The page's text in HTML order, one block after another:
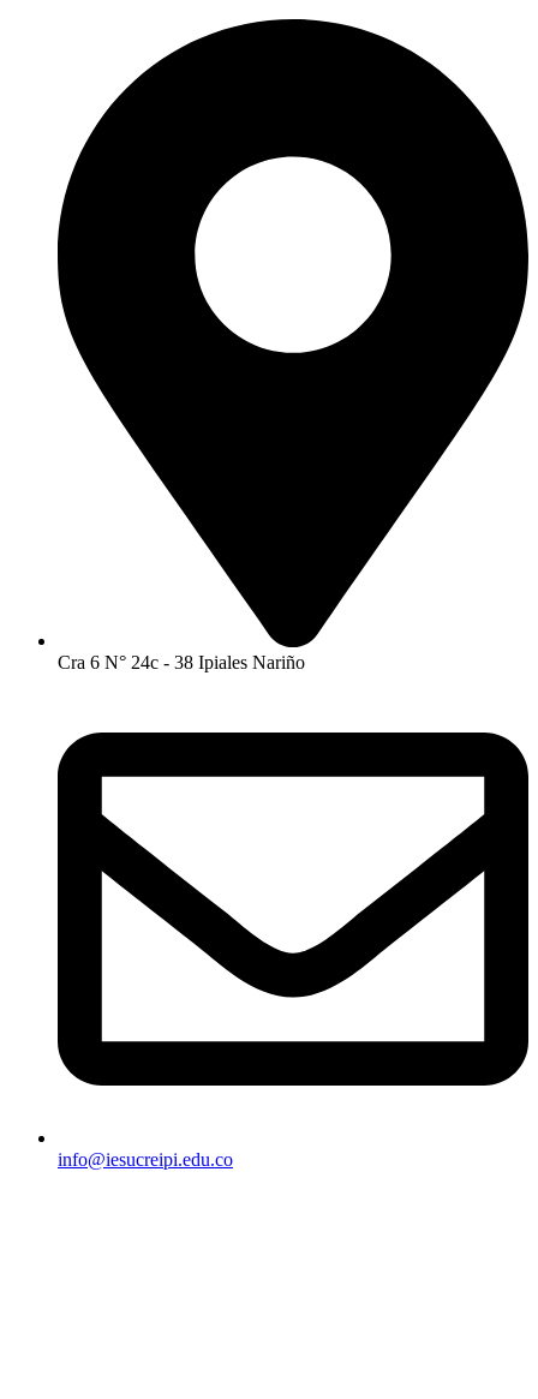
Cra 6 N° 24c - 38 Ipiales Nariño
info@iesucreipi.edu.co